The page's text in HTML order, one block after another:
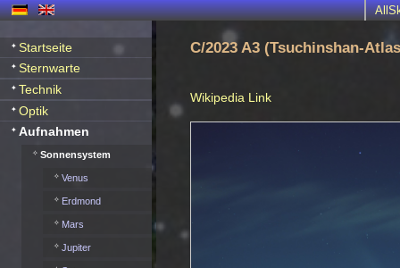
Startseite
Sternwarte
Technik
Optik
Aufnahmen
Sonnensystem
Venus
Erdmond
Mars
Jupiter
C/2023 A3 (Tsuchinshan-
Wikipedia Link